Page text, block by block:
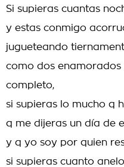
Si supieras cuantas
y estas conmigo
jugueteando
como dos
completo,
si supieras lo mucho q
q me dijeras un día de
y q yo soy por quien
si supieras cuanto